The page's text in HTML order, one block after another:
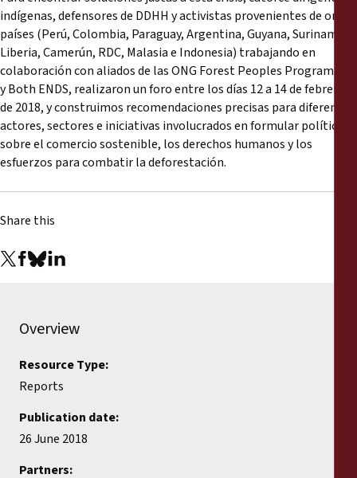
Briefing Papers
Legal Submissions
Declarations
Annual Reports
indígenas, defensores de DDHH y activistas provenientes de once
países (Perú, Colombia, Paraguay, Argentina, Guyana, Surinam,
Liberia, Camerún, RDC, Malasia e Indonesia) trabajando en
colaboración con aliados de las ONG Forest Peoples Programme
y Both ENDS, realizaron un foro entre los días 12 a 14 de febrero
de 2018, y construimos recomendaciones precisas para diferentes
actores, sectores e iniciativas involucrados en formular políticas
sobre el comercio sostenible, los derechos humanos y los
esfuerzos para combatir la deforestación.
Share this
Overview
Resource Type:
Reports
Publication date:
26 June 2018
Partners: